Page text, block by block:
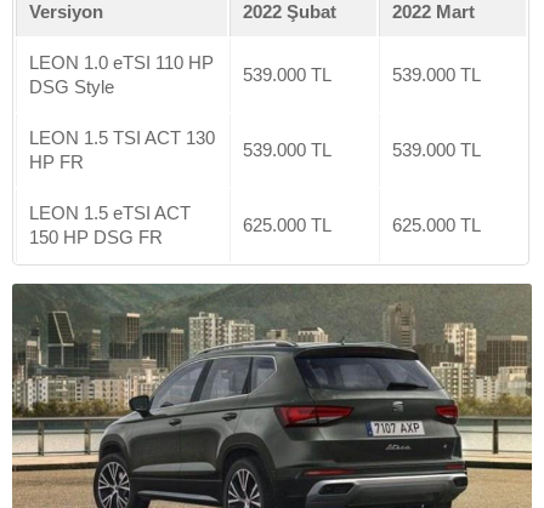
Versiyon 2022 Şubat 2022 Mart
LEON 1.0 eTSI 110 HP
DSG Style
539.000 TL 539.000 TL
LEON 1.5 TSI ACT 130
HP FR
539.000 TL 539.000 TL
LEON 1.5 eTSI ACT
150 HP DSG FR
625.000 TL 625.000 TL